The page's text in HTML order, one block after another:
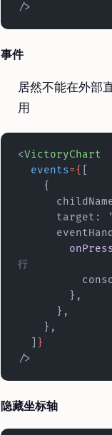
/>
事件
居然不能在外部
用
<VictoryChart
  events
={
    {
      target:
行
        },
      },
    },
}
/>
隐藏坐标轴